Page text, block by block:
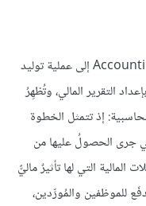
يشير مصطلح الدورة المحاسبية Accounting Cycle إلى عملية توليد
التقرير المالي، وتُظهِرُ
المحاسبية: إذ تتمثل الخطوة
جرى الحصولُ عليها من
التي لها تأثيرٌ ماليٌّ
للموظفين والمُورِّدين،